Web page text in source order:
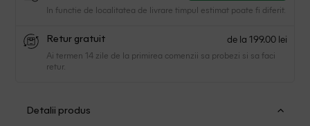
In functie de localitatea de livrare timpul estimat poate fi diferit.
Retur gratuit de la 199.00 lei
Ai termen 14 zile de la primirea comenzii sa probezi si sa faci
retur.
Detalii produs